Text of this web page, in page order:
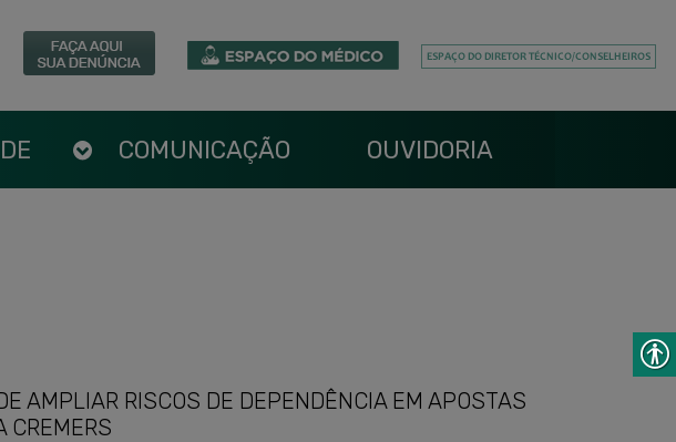
COMUNICAÇÃO OUVIDORIA
AMPLIAR RISCOS DE DEPENDÊNCIA EM APOSTAS
CREMERS